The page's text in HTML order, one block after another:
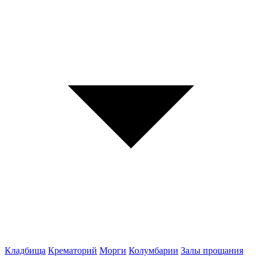
Кладбища Крематорий Морги Колумбарии Залы прощания